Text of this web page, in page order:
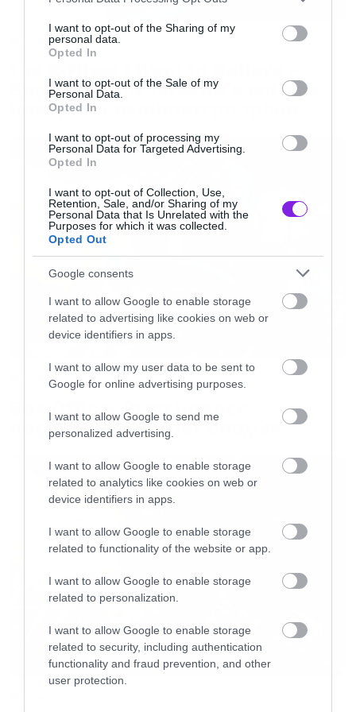
not limited to your visit or usage behaviour. You may click to
grant or deny consent to Google and its third-party tags to
use your data for below specified purposes in below Google
consent section.
I want to opt-out of the Sharing of my
personal data.
Opted In
I want to opt-out of the Sale of my
Personal Data.
Opted In
I want to opt-out of processing my
Personal Data for Targeted Advertising.
Opted In
I want to opt-out of Collection, Use,
Retention, Sale, and/or Sharing of my
Personal Data that Is Unrelated with the
Purposes for which it was collected.
Opted Out
Google consents
I want to allow Google to enable storage
related to advertising like cookies on web or
device identifiers in apps.
I want to allow my user data to be sent to
Google for online advertising purposes.
I want to allow Google to send me
personalized advertising.
I want to allow Google to enable storage
related to analytics like cookies on web or
device identifiers in apps.
I want to allow Google to enable storage
related to functionality of the website or app.
I want to allow Google to enable storage
related to personalization.
I want to allow Google to enable storage
related to security, including authentication
functionality and fraud prevention, and other
user protection.
Movies
Επιστρέφει με director’s cut που
υπόσχεται περισσότερο τρόμο
Movies
Box Office: Οι καλύτερες
πρεμιέρες όλων των εποχών